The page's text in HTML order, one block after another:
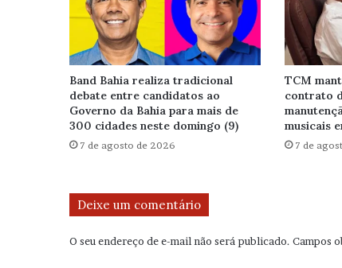
Band Bahia realiza tradicional
debate entre candidatos ao
Governo da Bahia para mais de
300 cidades neste domingo (9)
7 de agosto de 2026
TCM
contrato
musicais
7 de
Deixe um comentário
O seu endereço de e-mail não será publicado. Campos